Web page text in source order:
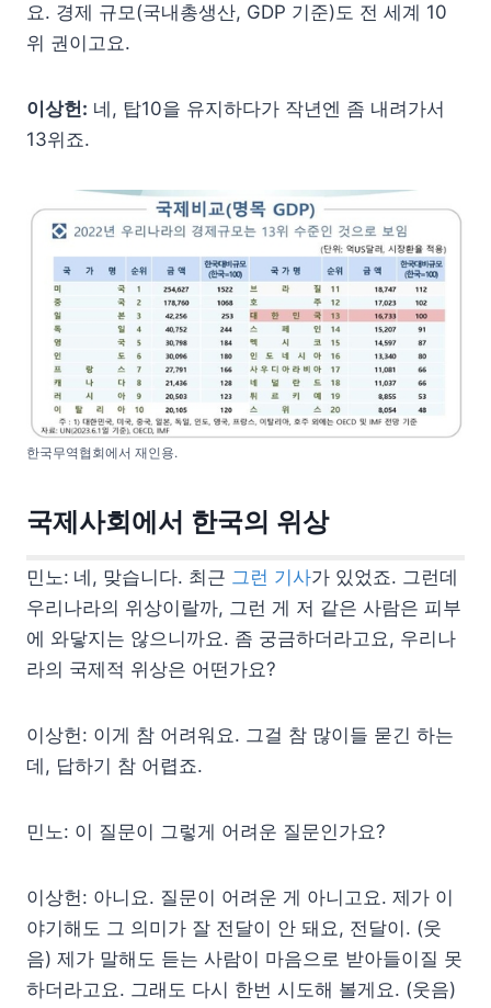
요. 경제 규모(국내총생산, GDP 기준)도 전 세계 10
위 권이고요.
이상헌: 네, 탑10을 유지하다가 작년엔 좀 내려가서
13위죠.
한국무역협회에서 재인용.
국제사회에서 한국의 위상
민노: 네, 맞습니다. 최근 그런 기사가 있었죠. 그런데
우리나라의 위상이랄까, 그런 게 저 같은 사람은 피부
에 와닿지는 않으니까요. 좀 궁금하더라고요, 우리나
라의 국제적 위상은 어떤가요?
이상헌: 이게 참 어려워요. 그걸 참 많이들 묻긴 하는
데, 답하기 참 어렵죠.
민노: 이 질문이 그렇게 어려운 질문인가요?
이상헌: 아니요. 질문이 어려운 게 아니고요. 제가 이
야기해도 그 의미가 잘 전달이 안 돼요, 전달이. (웃
음) 제가 말해도 듣는 사람이 마음으로 받아들이질 못
하더라고요. 그래도 다시 한번 시도해 볼게요. (웃음)